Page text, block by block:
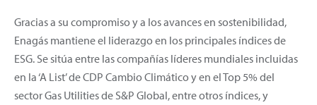
Gracias a su compromiso y a los avances en sostenibilidad,
Enagás mantiene el liderazgo en los principales índices de
ESG. Se sitúa entre las compañías líderes mundiales incluidas
en la ‘A List’ de CDP Cambio Climático y en el Top 5% del
sector Gas Utilities de S&P Global, entre otros índices, y